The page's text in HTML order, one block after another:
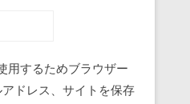
用するためブラウザー
ドレス、サイトを保存